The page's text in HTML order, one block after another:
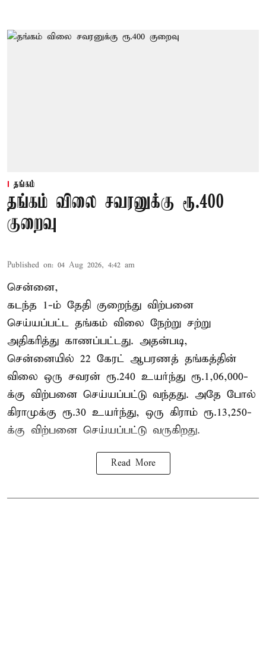
தங்கம்
தங்கம் விலை சவரனுக்கு ரூ.400
குறைவு
Published on: 04 Aug 2026, 4:42 am
சென்னை,
கடந்த 1-ம் தேதி குறைந்து விற்பனை
செய்யப்பட்ட தங்கம் விலை நேற்று சற்று
அதிகரித்து காணப்பட்டது. அதன்படி,
சென்னையில் 22 கேரட் ஆபரணத் தங்கத்தின்
விலை ஒரு சவரன் ரூ.240 உயர்ந்து ரூ.1,06,000-
க்கு விற்பனை செய்யப்பட்டு வந்தது. அதே போல்
கிராமுக்கு ரூ.30 உயர்ந்து, ஒரு கிராம் ரூ.13,250-
க்கு விற்பனை செய்யப்பட்டு வருகிறது.
Read More